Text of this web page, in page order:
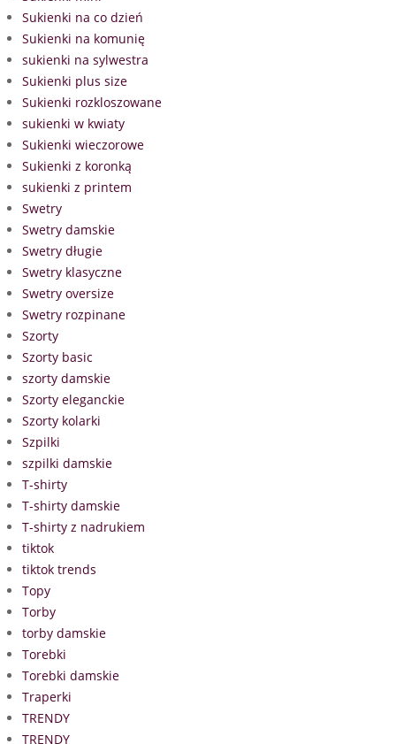
Sukienki na co dzień
Sukienki na komunię
sukienki na sylwestra
Sukienki plus size
Sukienki rozkloszowane
sukienki w kwiaty
Sukienki wieczorowe
Sukienki z koronką
sukienki z printem
Swetry
Swetry damskie
Swetry długie
Swetry klasyczne
Swetry oversize
Swetry rozpinane
Szorty
Szorty basic
szorty damskie
Szorty eleganckie
Szorty kolarki
Szpilki
szpilki damskie
T-shirty
T-shirty damskie
T-shirty z nadrukiem
tiktok
tiktok trends
Topy
Torby
torby damskie
Torebki
Torebki damskie
Traperki
TRENDY
TRENDY